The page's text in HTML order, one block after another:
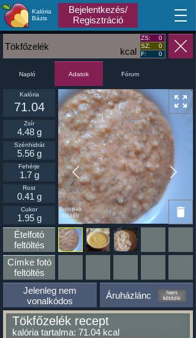
Kalória
Bázis
Bejelentkezés/
Regisztráció
MA
kcal
Tökfőzelék
ZS:
0
SZ:
0
F:
0
Napló Adatok Fórum
Ikonnak
beállít
Kalória
71.04
Zsír
4.48 g
Szénhidrát
5.56 g
Fehérje
1.7 g
Rost
0.41 g
Cukor
1.95 g
Ételfotó
feltöltés
Címke fotó
feltöltés
Jelenleg nem
vonalkódos
Áruházlánc
Tökfőzelék recept
kalória tartalma: 71.04 kcal